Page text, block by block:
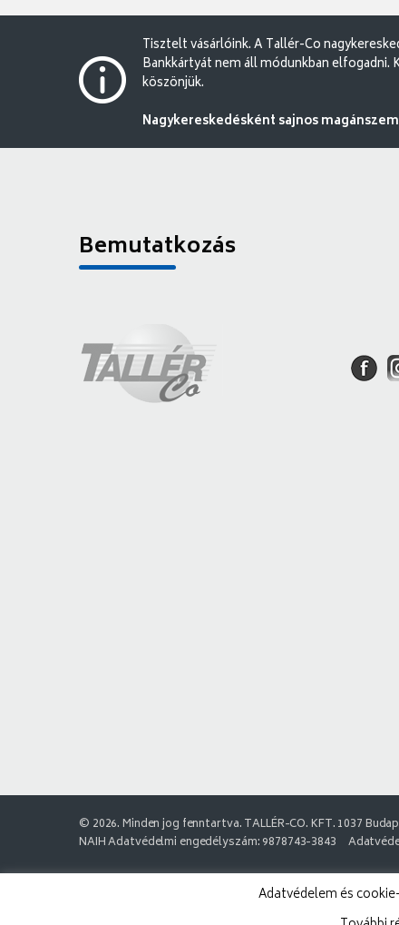
Tisztelt vásárlóink. A Tallér-Co
Bankkártyát nem áll módunkban
köszönjük.
Nagykereskedésként sajnos
Bemutatkozás
© 2026. Minden jog fenntartva. TALLÉR-CO. KFT. 1037
NAIH Adatvédelmi engedélyszám: 9878743-3843
Adatvédelem és